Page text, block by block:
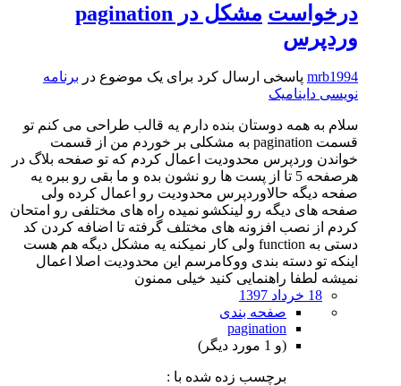
درخواست
مشکل در pagination
وردپرس
mrb1994 پاسخی ارسال کرد برای یک موضوع در برنامه
نویسی داینامیک
سلام به همه دوستان بنده دارم یه قالب طراحی می کنم تو
قسمت pagination به مشکلی بر خوردم من از قسمت
خواندن وردپرس محدودیت اعمال کردم که تو صفحه بلاگ در
هرصفحه 5 تا از پست ها رو نشون بده و ما بقی رو ببره یه
صفحه دیگه حالاوردپرس محدودیت رو اعمال کرده ولی
صفحه های دیگه رو لینکشو نمیده راه های مختلفی رو امتحان
کردم از نصب افزونه های مختلف گرفته تا اضافه کردن کد
دستی به function ولی کار نمیکنه یه مشکل دیگه هم هست
اینکه تو دسته بندی ووکامرسم این محدودیت اصلا اعمال
نمیشه لطفا راهنمایی کنید خیلی ممنون
18 خرداد 1397
صفحه بندی
pagination
(و 1 مورد دیگر)
برچسب زده شده با :